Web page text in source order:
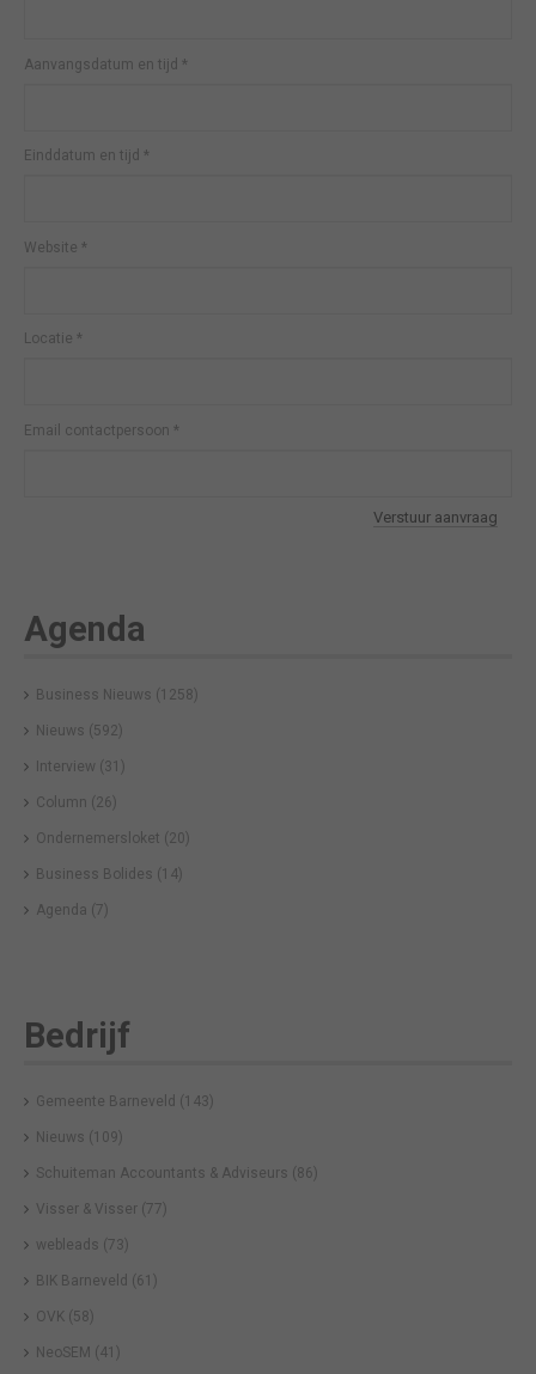
Aanvangsdatum en tijd *
Einddatum en tijd *
Website *
Locatie *
Email contactpersoon *
Verstuur aanvraag
Agenda
Business Nieuws (1258)
Nieuws (592)
Interview (31)
Column (26)
Ondernemersloket (20)
Business Bolides (14)
Agenda (7)
Bedrijf
Gemeente Barneveld (143)
Nieuws (109)
Schuiteman Accountants & Adviseurs (86)
Visser & Visser (77)
webleads (73)
BIK Barneveld (61)
OVK (58)
NeoSEM (41)